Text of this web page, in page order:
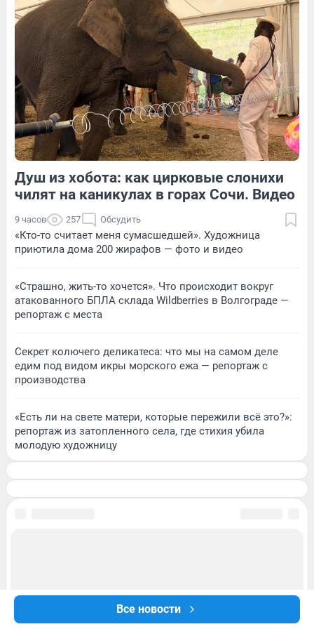
Все новости
Обсудить Обсудить
Обсудить
Душ из хобота: как цирковые слонихи
чилят на каникулах в горах Сочи. Видео
9 часов 257 Обсудить
«Кто-то считает меня сумасшедшей». Художница
приютила дома 200 жирафов — фото и видео
«Страшно, жить-то хочется». Что происходит вокруг
атакованного БПЛА склада Wildberries в Волгограде —
репортаж с места
Секрет колючего деликатеса: что мы на самом деле
едим под видом икры морского ежа — репортаж с
производства
«Есть ли на свете матери, которые пережили всё это?»:
репортаж из затопленного села, где стихия убила
молодую художницу